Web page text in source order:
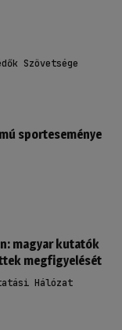
Szövetsége
sporteseménye
magyar kutatók
megfigyelését
Hálózat